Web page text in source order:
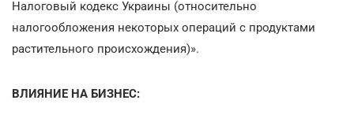
Налоговый кодекс Украины (относительно
налогообложения некоторых операций с продуктами
растительного происхождения)».
ВЛИЯНИЕ НА БИЗНЕС: